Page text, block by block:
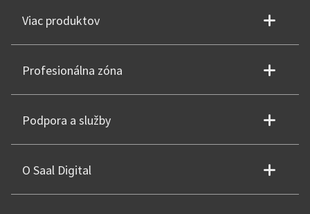
Viac produktov
Profesionálna zóna
Podpora a služby
O Saal Digital